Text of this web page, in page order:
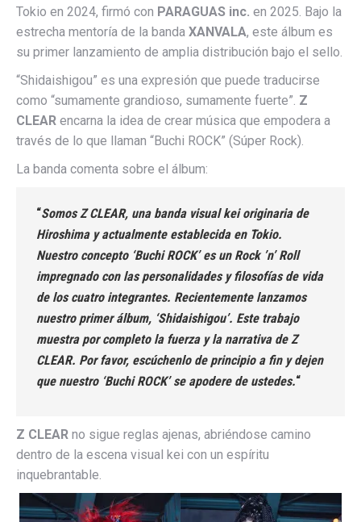
Tokio en 2024, firmó con PARAGUAS inc. en 2025. Bajo la
estrecha mentoría de la banda XANVALA, este álbum es
su primer lanzamiento de amplia distribución bajo el sello.
“Shidaishigou” es una expresión que puede traducirse
como “sumamente grandioso, sumamente fuerte”. Z
CLEAR encarna la idea de crear música que empodera a
través de lo que llaman “Buchi ROCK” (Súper Rock).
La banda comenta sobre el álbum:
“SomosZ CLEAR, una banda visual kei originaria de
Hiroshima y actualmente establecida en Tokio.
Nuestro concepto ‘Buchi ROCK’ es un Rock ’n’ Roll
impregnado con las personalidades y filosofías de vida
de los cuatro integrantes. Recientemente lanzamos
nuestro primer álbum, ‘Shidaishigou’. Este trabajo
muestra por completo la fuerza y la narrativa deZ
CLEAR. Por favor, escúchenlo de principio a fin y dejen
que nuestro ‘Buchi ROCK’ se apodere de ustedes.“
Z CLEAR no sigue reglas ajenas, abriéndose camino
dentro de la escena visual kei con un espíritu
inquebrantable.